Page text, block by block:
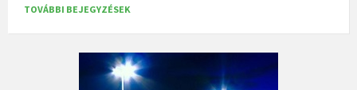
TOVÁBBI BEJEGYZÉSEK